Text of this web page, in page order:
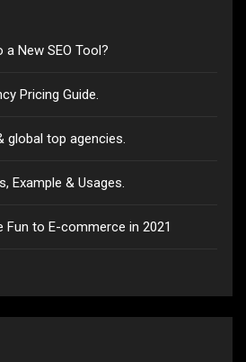
New SEO Tool?
Pricing Guide.
global top agencies.
Example & Usages.
Fun to E-commerce in 2021